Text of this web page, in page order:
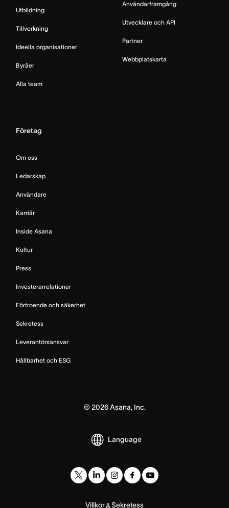
Utbildning
Tillverkning
Ideella organisationer
Byråer
Alla team
Användarframgång
Utvecklare och API
Partner
Webbplatskarta
Företag
Om oss
Ledarskap
Användare
Karriär
Inside Asana
Kultur
Press
Investerarrelationer
Förtroende och säkerhet
Sekretess
Leverantörsansvar
Hållbarhet och ESG
© 2026Asana, Inc.
Language
Villkor&Sekretess